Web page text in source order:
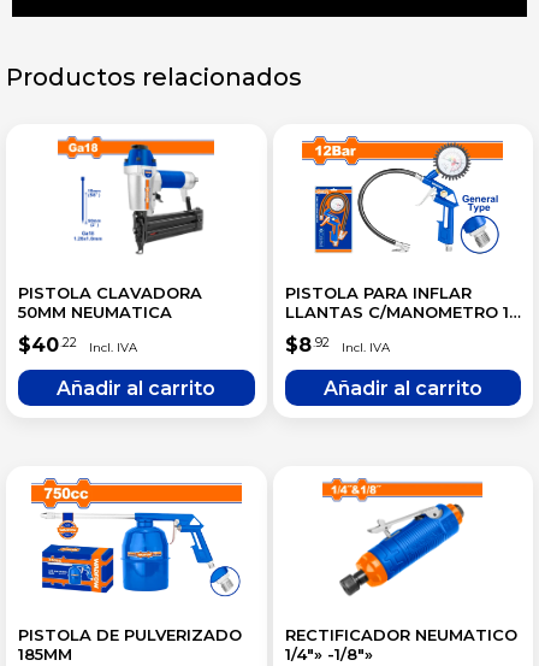
Productos relacionados
PISTOLA CLAVADORA
50MM NEUMATICA
$40.22
PISTOLA PARA INFLAR
LLANTAS C/MANOMETRO 12
BAR
$8.92
PISTOLA DE PULVERIZADO
185MM
RECTIFICADOR NEUMATICO
1/4″» -1/8″»